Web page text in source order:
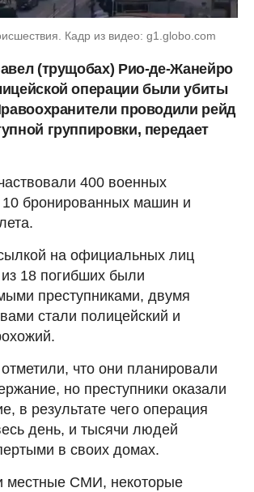
Кадр из видео: g1.globo.com
(трущобах) Рио-де-Жанейро
операции были убиты
проводили рейд
группировки, передает
400 военных
10 бронированных машин и
на официальных лиц
18 погибших были
преступниками, двумя
стали полицейский и
что они планировали
но преступники оказали
в результате чего операция
день, и тысячи людей
в своих домах.
местные СМИ, некоторые